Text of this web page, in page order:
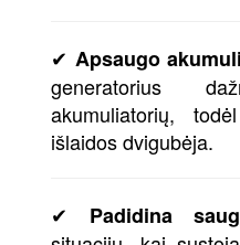
✔ Apsaugo
generatorius
akumuliatorių,
išlaidos dvigubėja.
✔ Padidina